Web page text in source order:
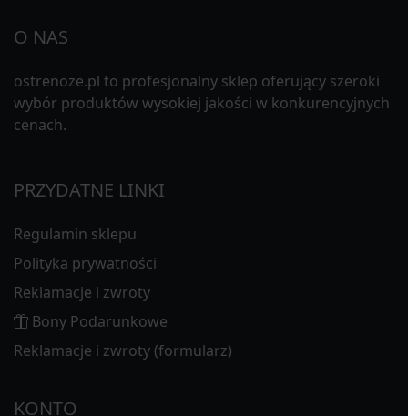
O NAS
ostrenoze.pl to profesjonalny sklep oferujący szeroki
wybór produktów wysokiej jakości w konkurencyjnych
cenach.
PRZYDATNE LINKI
Regulamin sklepu
Polityka prywatności
Reklamacje i zwroty
Bony Podarunkowe
Reklamacje i zwroty (formularz)
KONTO